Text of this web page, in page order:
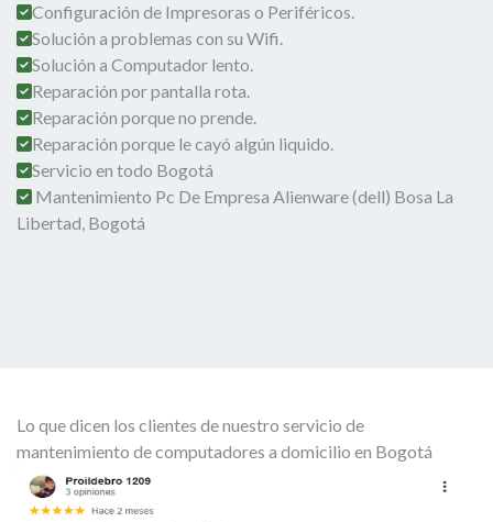
Configuración de Impresoras o Periféricos.
Solución a problemas con su Wifi.
Solución a Computador lento.
Reparación por pantalla rota.
Reparación porque no prende.
Reparación porque le cayó algún liquido.
Servicio en todo Bogotá
Mantenimiento Pc De Empresa Alienware (dell) Bosa La
Libertad, Bogotá
Lo que dicen los clientes de nuestro servicio de
mantenimiento de computadores a domicilio en Bogotá